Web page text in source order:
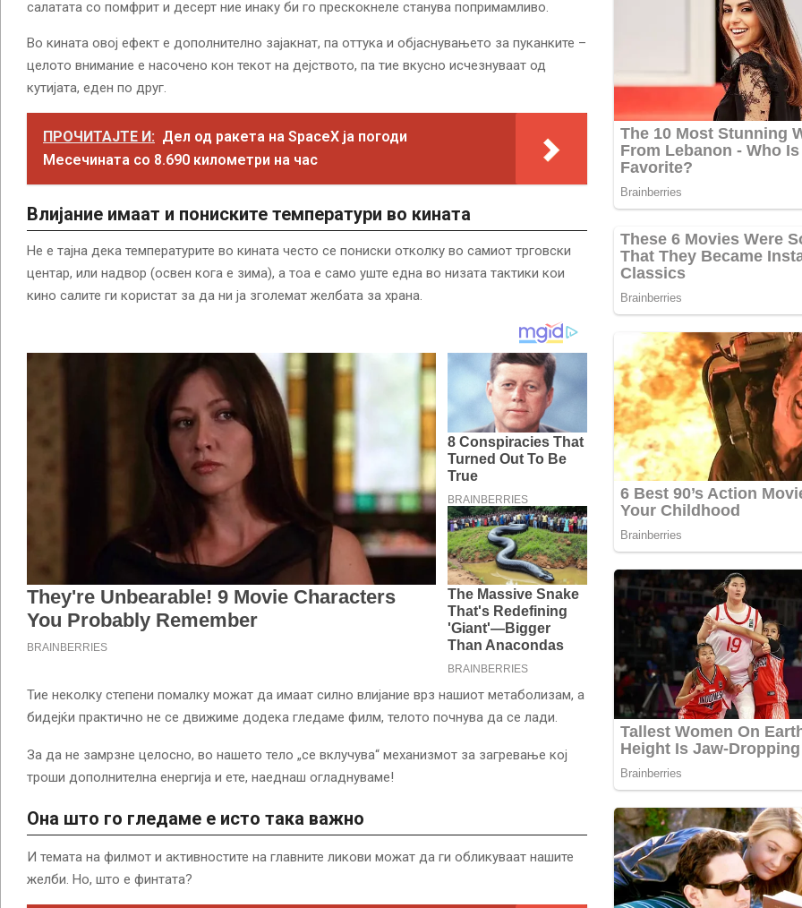
салатата со помфрит и десерт ние инаку би го прескокнеле станува попримамливо.
Во кината овој ефект е дополнително зајакнат, па оттука и објаснувањето за пуканките –
целото внимание е насочено кон текот на дејството, па тие вкусно исчезнуваат од
кутијата, еден по друг.
ПРОЧИТАЈТЕ И: Дел од ракета на SpaceX ја погоди
Месечината со 8.690 километри на час
Влијание имаат и пониските температури во кината
Не е тајна дека температурите во кината често се пониски отколку во самиот трговски
центар, или надвор (освен кога е зима), а тоа е само уште една во низата тактики кои
кино салите ги користат за да ни ја зголемат желбата за храна.
Тие неколку степени помалку можат да имаат силно влијание врз нашиот метаболизам, а
бидејќи практично не се движиме додека гледаме филм, телото почнува да се лади.
За да не замрзне целосно, во нашето тело „се вклучува“ механизмот за загревање кој
троши дополнителна енергија и ете, наеднаш огладнуваме!
Она што го гледаме е исто така важно
И темата на филмот и активностите на главните ликови можат да ги обликуваат нашите
желби. Но, што е финтата?